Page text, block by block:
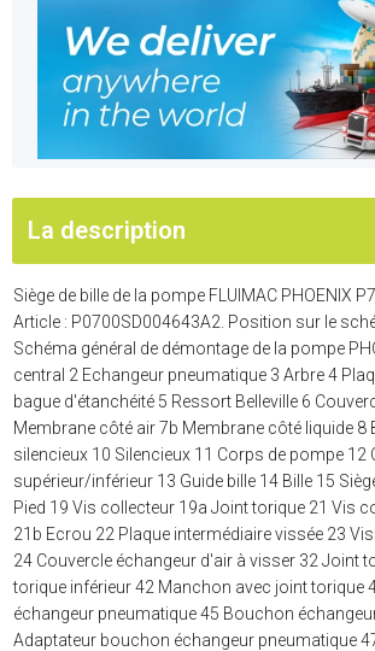
La description
Siège de bille de la pompe FLUIMAC PHOENIX
Article : P0700SD004643A2. Position sur le
Schéma général de démontage de la pompe
central 2 Echangeur pneumatique 3 Arbre 4
bague d'étanchéité 5 Ressort Belleville 6
Membrane côté air 7b Membrane côté liquide 8
silencieux 10 Silencieux 11 Corps de pompe 12
supérieur/inférieur 13 Guide bille 14 Bille 15
Pied 19 Vis collecteur 19a Joint torique 21 Vis
21b Ecrou 22 Plaque intermédiaire vissée 23
24 Couvercle échangeur d'air à visser 32 Joint
torique inférieur 42 Manchon avec joint torique
échangeur pneumatique 45 Bouchon
Adaptateur bouchon échangeur pneumatique